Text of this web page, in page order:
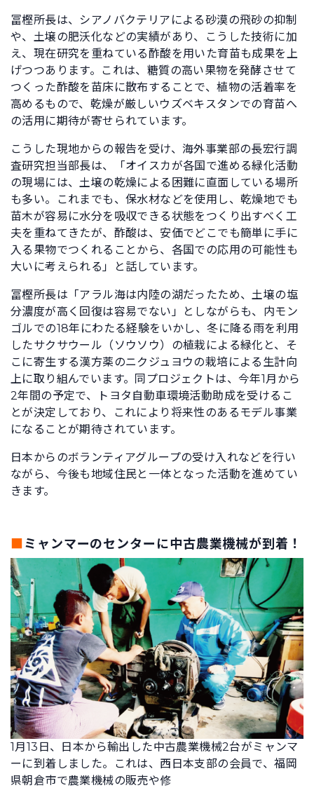
冨樫所長は、シアノバクテリアによる砂漠の飛砂の抑制
や、土壌の肥沃化などの実績があり、こうした技術に加
え、現在研究を重ねている酢酸を用いた育苗も成果を上
げつつあります。これは、糖質の高い果物を発酵させて
つくった酢酸を苗床に散布することで、植物の活着率を
高めるもので、乾燥が厳しいウズベキスタンでの育苗へ
の活用に期待が寄せられています。
こうした現地からの報告を受け、海外事業部の長宏行調
査研究担当部長は、「オイスカが各国で進める緑化活動
の現場には、土壌の乾燥による困難に直面している場所
も多い。これまでも、保水材などを使用し、乾燥地でも
苗木が容易に水分を吸収できる状態をつくり出すべく工
夫を重ねてきたが、酢酸は、安価でどこでも簡単に手に
入る果物でつくれることから、各国での応用の可能性も
大いに考えられる」と話しています。
冨樫所長は「アラル海は内陸の湖だったため、土壌の塩
分濃度が高く回復は容易でない」としながらも、内モン
ゴルでの18年にわたる経験をいかし、冬に降る雨を利用
したサクサウール（ソウソウ）の植栽による緑化と、そ
こに寄生する漢方薬のニクジュヨウの栽培による生計向
上に取り組んでいます。同プロジェクトは、今年1月から
2年間の予定で、トヨタ自動車環境活動助成を受けるこ
とが決定しており、これにより将来性のあるモデル事業
になることが期待されています。
日本からのボランティアグループの受け入れなどを行い
ながら、今後も地域住民と一体となった活動を進めてい
きます。
■ミャンマーのセンターに中古農業機械が到着！
1月13日、日本から輸出した中古農業機械2台がミャンマ
ーに到着しました。これは、西日本支部の会員で、福岡
県朝倉市で農業機械の販売や修